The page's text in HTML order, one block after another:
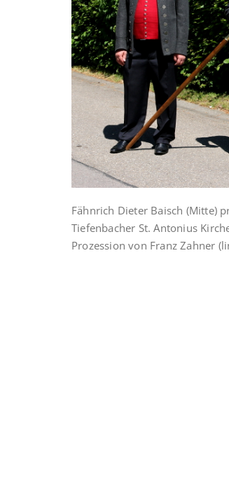
Fähnrich Dieter Baisch (Mitte)
Tiefenbacher St. Antonius
Prozession von Franz Zahner